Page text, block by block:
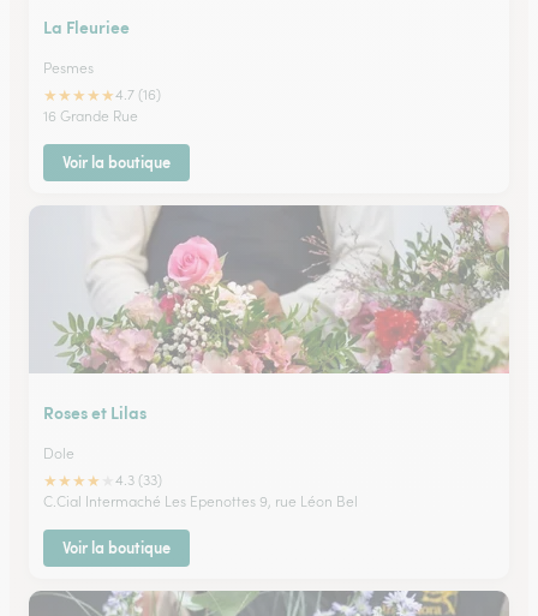
La Fleuriee
Pesmes
★★★★★4.7 (16)
16 Grande Rue
Voir la boutique
Roses et Lilas
Dole
★★★★
4.3 (33)
C.Cial Intermaché Les Epenottes 9, rue Léon Bel
Voir la boutique